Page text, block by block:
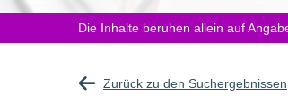
hier:Die Inhalte beruhen allein auf
Zurück zu den Suchergebnissen